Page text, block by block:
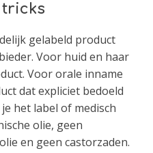
tricks
gelabeld product
Voor huid en haar
Voor orale inname
dat expliciet bedoeld
het label of medisch
olie, geen
en geen castorzaden.